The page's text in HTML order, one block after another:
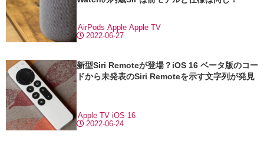
2022-06-27
AirPods Apple Apple TV
新型Siri Remoteが登場？iOS 16 ベータ版のコー
ドから未発表のSiri Remoteを示す文字列が発見
2022-06-24
Apple TV iOS 16